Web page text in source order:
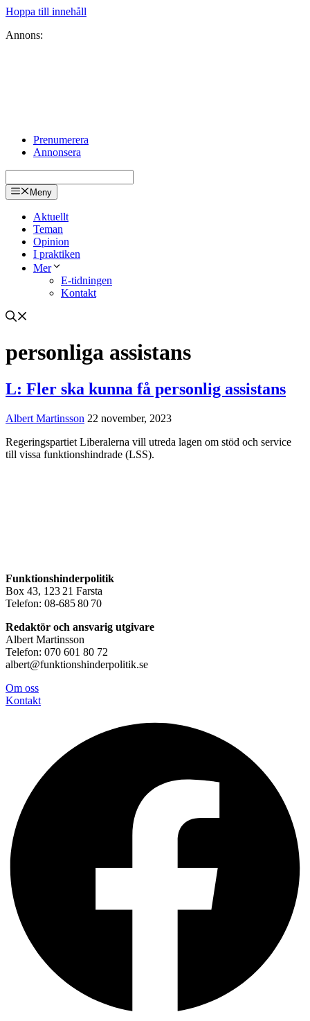
Hoppa till innehåll
Annons:
Prenumerera
Annonsera
Meny
Aktuellt
Teman
Opinion
I praktiken
Mer
E-tidningen
Kontakt
personliga assistans
L: Fler ska kunna få personlig assistans
Albert Martinsson 22 november, 2023
Regeringspartiet Liberalerna vill utreda lagen om stöd och service
till vissa funktionshindrade (LSS).
Funktionshinderpolitik
Box 43, 123 21 Farsta
Telefon: 08-685 80 70
Redaktör och ansvarig utgivare
Albert Martinsson
Telefon: 070 601 80 72
albert@funktionshinderpolitik.se
Om oss
Kontakt